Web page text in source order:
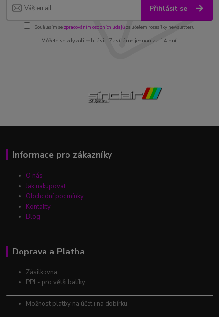
Přihlásit se
Souhlasím se zpracováním osobních údajůza účelem rozesílky newsletteru.
Můžete se kdykoli odhlásit. Zasíláme jednou za 14 dní.
Informace pro zákazníky
O nás
Jak nakupovat
Obchodní podmínky
Kontakty
Blog
Doprava a Platba
Zásilkovna
PPL- pro větší balíky
Možnost platby na účet i na dobírku